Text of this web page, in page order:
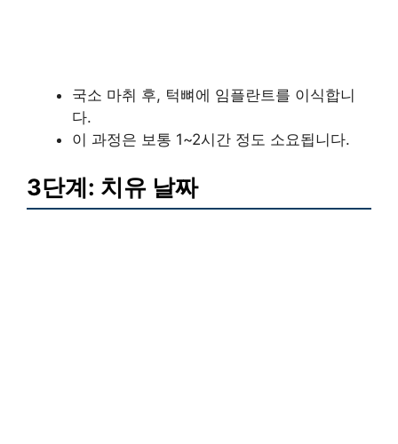
국소 마취 후, 턱뼈에 임플란트를 이식합니
다.
이 과정은 보통 1~2시간 정도 소요됩니다.
3단계: 치유 날짜